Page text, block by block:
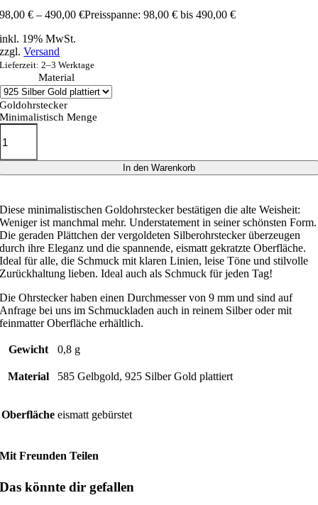
98,00€ –490,00€Preisspanne: 98,00 € bis 490,00 €
inkl. 19% MwSt.
zzgl.Versand
Lieferzeit: 2–3 Werktage
Material
Goldohrstecker
Minimalistisch Menge
In den Warenkorb
Diese minimalistischen Goldohrstecker bestätigen die alte Weisheit:
Weniger ist manchmal mehr. Understatement in seiner schönsten Form.
Die geraden Plättchen der vergoldeten Silberohrstecker überzeugen
durch ihre Eleganz und die spannende, eismatt gekratzte Oberfläche.
Ideal für alle, die Schmuck mit klaren Linien, leise Töne und stilvolle
Zurückhaltung lieben. Ideal auch als Schmuck für jeden Tag!
Die Ohrstecker haben einen Durchmesser von 9 mm und sind auf
Anfrage bei uns im Schmuckladen auch in reinem Silber oder mit
feinmatter Oberfläche erhältlich.
Gewicht 0,8 g
Material 585 Gelbgold, 925 Silber Gold plattiert
Oberfläche eismatt gebürstet
Mit Freunden Teilen
Das könnte dir gefallen